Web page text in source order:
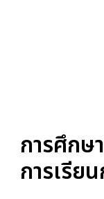
การศึกษ
การเรีย